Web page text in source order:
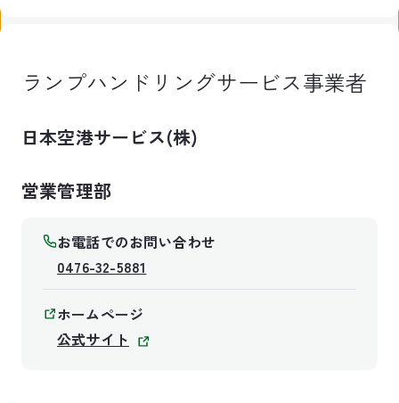
ランプハンドリングサービス事業者
日本空港サービス(株)
営業管理部
お電話でのお問い合わせ
0476-32-5881
ホームページ
公式サイト